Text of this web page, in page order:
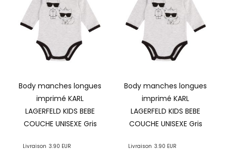
Body manches longues
imprimé KARL
LAGERFELD KIDS BEBE
COUCHE UNISEXE Gris
Livraison 3.90 EUR
Body manches longues
imprimé KARL
LAGERFELD KIDS BEBE
COUCHE UNISEXE Gris
Livraison 3.90 EUR